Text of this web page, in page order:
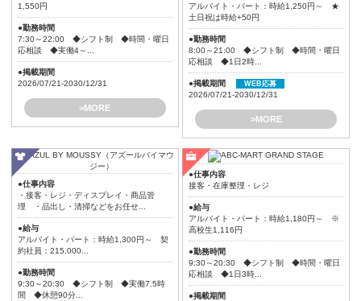
1,550円
●勤務時間
7:30～22:00 ◆シフト制 ◆時間・曜日
応相談 ◆実働4～...
●掲載期間
2026/07/21-2030/12/31
>MORE
アルバイト・パート：時給1,250円～ ★
土日祝は時給+50円
●勤務時間
8:00～21:00 ◆シフト制 ◆時間・曜日
応相談 ◆1日2時...
●掲載期間 WEB応募
2026/07/21-2030/12/31
>MORE
●仕事内容
・接客・レジ・ディスプレイ・商品管
理 ・品出し・清掃などをお任せ...
●給与
アルバイト・パート：時給1,300円～ 契
約社員：215,000...
●勤務時間
9:30～20:30 ◆シフト制 ◆実働7.5時
間 ◆休憩90分...
●仕事内容
接客・在庫整理・レジ
●給与
アルバイト・パート：時給1,180円～ ※
高校生1,116円
●勤務時間
9:30～20:30 ◆シフト制 ◆時間・曜日
応相談 ◆1日3時...
●掲載期間